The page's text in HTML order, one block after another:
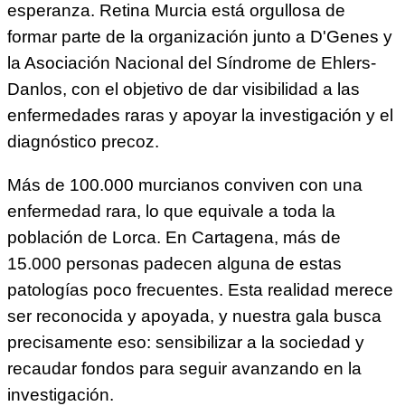
esperanza. Retina Murcia está orgullosa de
formar parte de la organización junto a D'Genes y
la Asociación Nacional del Síndrome de Ehlers-
Danlos, con el objetivo de dar visibilidad a las
enfermedades raras y apoyar la investigación y el
diagnóstico precoz.
Más de 100.000 murcianos conviven con una
enfermedad rara, lo que equivale a toda la
población de Lorca. En Cartagena, más de
15.000 personas padecen alguna de estas
patologías poco frecuentes. Esta realidad merece
ser reconocida y apoyada, y nuestra gala busca
precisamente eso: sensibilizar a la sociedad y
recaudar fondos para seguir avanzando en la
investigación.